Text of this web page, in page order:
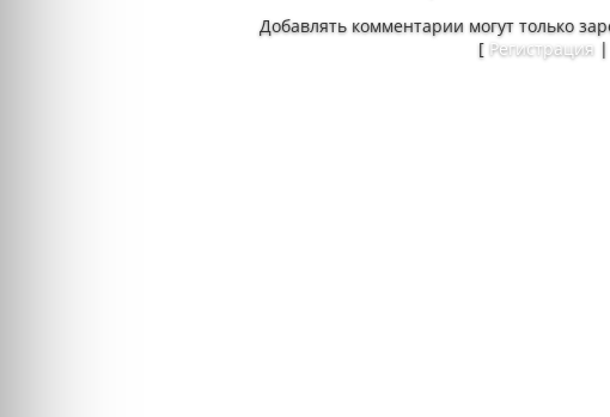
Добавлять комментарии могут только
[ Регистрация |